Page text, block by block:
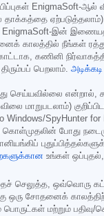
தாக்கத்தை
இன்
நீங்கள் ரத்து
கணினி
பெறலாம்.
செய்யவில்லை
மாறுபடலாம்)
Windows/SpyHunter
போது
உங்கள் ஒப்புதல்,
செலுத்த, ஒவ்வொரு
சோதனைக்
பொருட்கள் மற்றும்